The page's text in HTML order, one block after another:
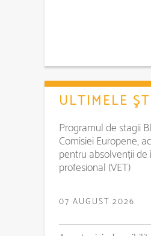
ULTIMELE
Programul de stagii
Comisiei Europene,
pentru absolvenții
profesional (VET)
07 AUGUST 2026